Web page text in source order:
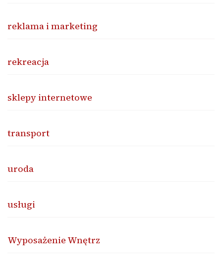
reklama i marketing
rekreacja
sklepy internetowe
transport
uroda
usługi
Wyposażenie Wnętrz